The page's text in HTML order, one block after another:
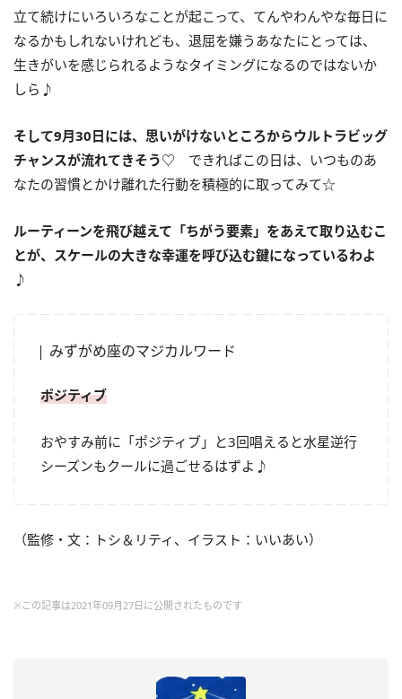
立て続けにいろいろなことが起こって、てんやわんやな毎日に
なるかもしれないけれども、退屈を嫌うあなたにとっては、
生きがいを感じられるようなタイミングになるのではないか
しら♪
そして9月30日には、思いがけないところからウルトラビッグ
チャンスが流れてきそう♡
できればこの日は、いつものあ
なたの習慣とかけ離れた行動を積極的に取ってみて☆
ルーティーンを飛び越えて「ちがう要素」をあえて取り込むこ
とが、スケールの大きな幸運を呼び込む鍵になっているわよ
♪
みずがめ座のマジカルワード
ポジティブ
おやすみ前に「ポジティブ」と3回唱えると水星逆行
シーズンもクールに過ごせるはずよ♪
（監修・文：トシ＆リティ、イラスト：いいあい）
※この記事は2021年09月27日に公開されたものです